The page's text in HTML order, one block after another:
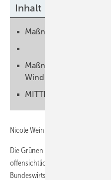
Inhalt
Maßnahmenpaket für
Maßnahmenkatalog
Windkraft
MITTEL- UND
Nicole Weinhold
Die Grünen haben zum Windgipfel
offensichtlich zeigen, dass man es
Bundeswirtschaftsminister Peter